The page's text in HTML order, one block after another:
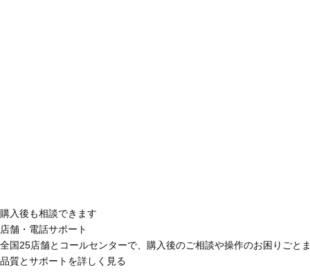
購入後も相談できます
店舗・電話サポート
全国25店舗とコールセンターで、購入後のご相談や操作のお困りごと
品質とサポートを詳しく見る